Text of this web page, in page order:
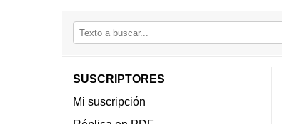
SUSCRIPTORES
Mi suscripción